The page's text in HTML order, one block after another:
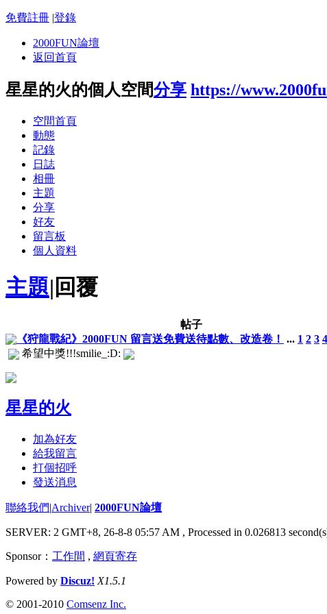
免費註冊 |登錄
2000FUN論壇
返回首頁
星星的火的個人空間分享 https://
空間首頁
動態
記錄
日誌
相冊
主題
分享
好友
留言板
個人資料
主題| 回覆
帖子
《狩龍戰紀》2000FUN 留言送免費送待點數、改造卷！ ... 1 2 3 4
希望中獎!!!smilie_:D:
星星的火
加為好友
給我留言
打個招呼
發送消息
聯絡我們|Archiver| 2000FUN論壇
SERVER: 2 GMT+8, 26-8-8 05:57 AM , Processed in 0.026813
Sponsor： 工作間 , 網頁寄存
Powered by Discuz! X1.5.1
© 2001-2010 Comsenz Inc.